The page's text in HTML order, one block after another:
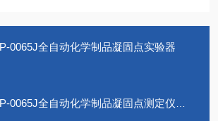
0065J全自动化学制品凝固点实验器
0065J全自动化学制品凝固点测定仪优质供应商